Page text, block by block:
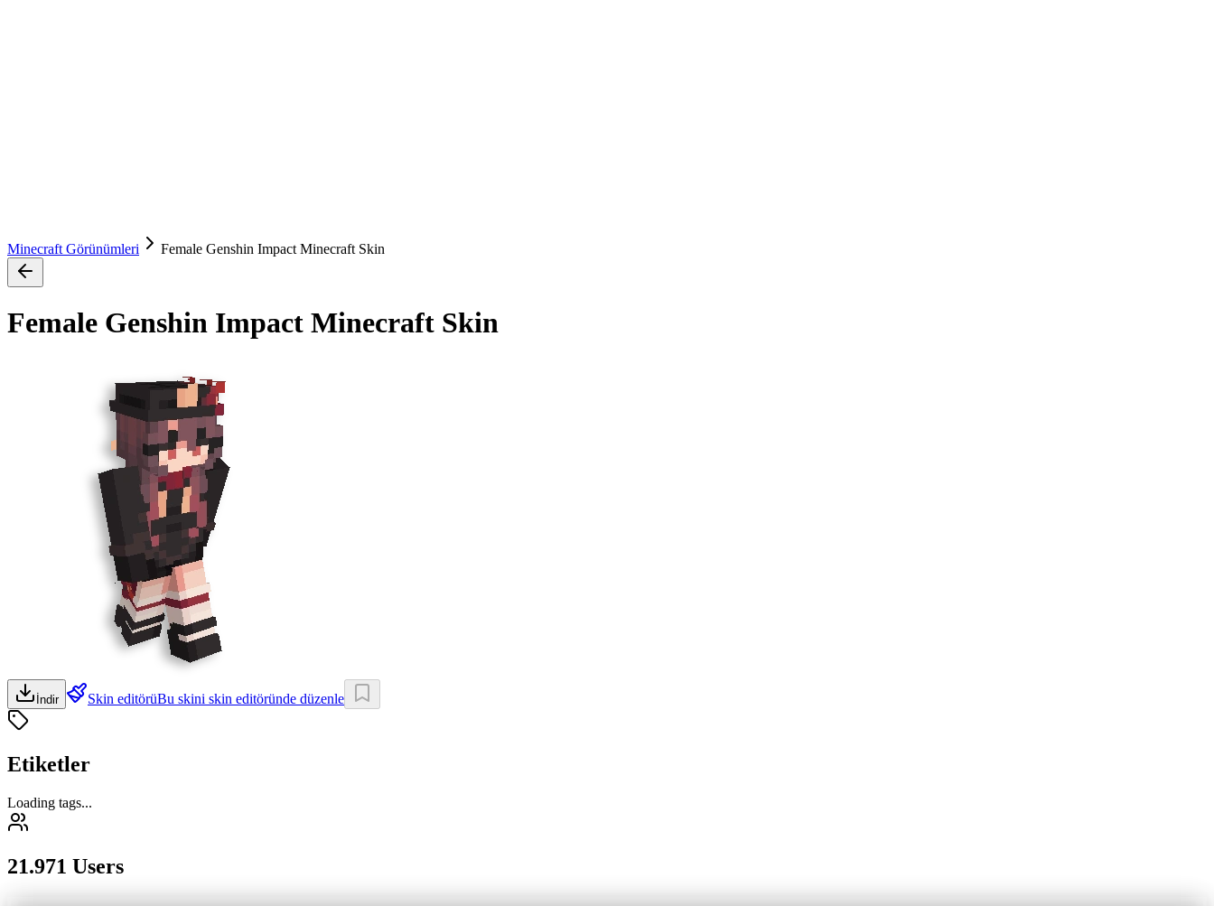
Minecraft Görünümleri Female Genshin Impact Minecraft Skin
Female Genshin Impact Minecraft Skin
İndir Skin editörüBu skini skin editöründe düzenle
Etiketler
Loading tags...
21.971 Users